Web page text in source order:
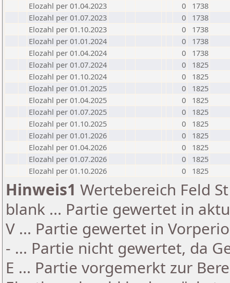
Elozahl per 01.04.2023
0
1738
Elozahl per 01.07.2023
0
1738
Elozahl per 01.10.2023
0
1738
Elozahl per 01.01.2024
0
1738
Elozahl per 01.04.2024
0
1738
Elozahl per 01.07.2024
0
1825
Elozahl per 01.10.2024
0
1825
Elozahl per 01.01.2025
0
1825
Elozahl per 01.04.2025
0
1825
Elozahl per 01.07.2025
0
1825
Elozahl per 01.10.2025
0
1825
Elozahl per 01.01.2026
0
1825
Elozahl per 01.04.2026
0
1825
Elozahl per 01.07.2026
0
1825
Elozahl per 01.10.2026
0 1825
Hinweis1 Wertebereich Feld
blank ... Partie gewertet in
V ... Partie gewertet in
- ... Partie nicht gewertet, da
E ... Partie vorgemerkt zur